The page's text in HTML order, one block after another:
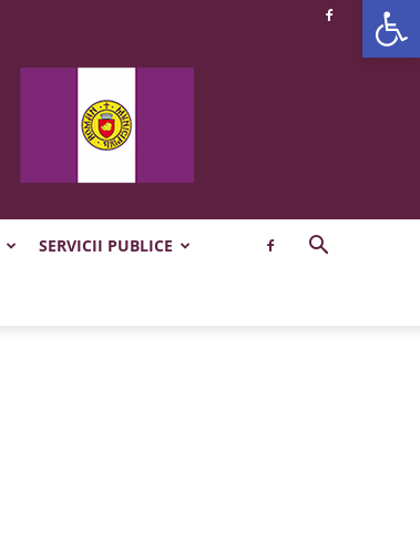
SERVICII PUBLICE